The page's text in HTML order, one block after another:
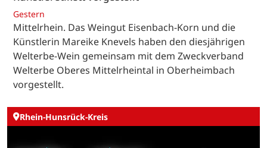
Gestern
Mittelrhein. Das Weingut Eisenbach-Korn und die
Künstlerin Mareike Knevels haben den diesjährigen
Welterbe-Wein gemeinsam mit dem Zweckverband
Welterbe Oberes Mittelrheintal in Oberheimbach
vorgestellt.
Rhein-Hunsrück-Kreis